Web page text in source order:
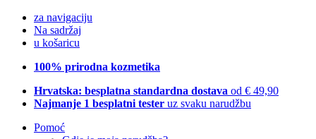
za navigaciju
Na sadržaj
u košaricu
100% prirodna kozmetika
Hrvatska: besplatna standardna dostava od € 49,90
Najmanje 1 besplatni tester uz svaku narudžbu
Pomoć